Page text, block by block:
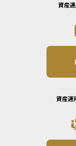
資産
資産運